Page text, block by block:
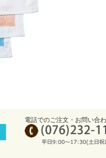
電話でのご注文・お問い合